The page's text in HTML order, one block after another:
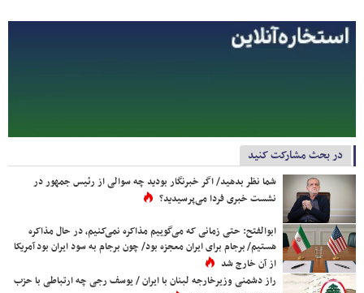
در بحث مشارکت کنید
شما نظر بدهید/ اگر خبرنگار بودید چه سوالی از رئیس جمهور در
نشست خبری فردا می‌پرسیدید؟
ابوالفتح: حتی زمانی که می‌گوییم مذاکره نمی‌کنیم، در حال مذاکره
هستیم/ برجام برای ایران معجزه بود/ چون برجام به سود ایران بود آمریکا
از آن خارج شد
راز دشمنی وزیرخارجه لبنان با ایران / یوسف رجی چه ارتباطی با حزب